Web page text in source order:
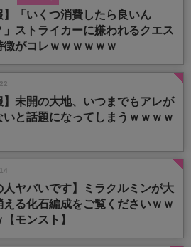
】「いくつ消費したら良いん
ストライカーに嫌われるクエス
徴がコレｗｗｗｗｗｗ
】未開の大地、いつまでもアレが
いと話題になってしまうｗｗｗｗ
人ヤバいです】ミラクルミンが大
える化石編成をご覧くださいｗｗ
【モンスト】